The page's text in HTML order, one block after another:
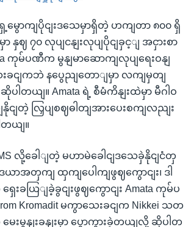
ောကျပိုငျးဒသေမှာရှိတဲ့ ဟကျတာ ၈၀၀ ရှိ
နှဈ ၇၀ လုပျငနျးလုပျပိုငျခှင့ျ အငှားစာ
ကုမ်ပဏီက မွနျမာဆောကျလုပျရေးဝနျ
ခငျကဘဲ နပွေညျတောျမှာ လကျမှတျ
ါတယျ။ Amata ရဲ့ စီမံကိနျးထဲမှာ မီဂါဝ
ငျတဲ့ လြှပျစဈဓါတျအားပေးစကျလညျး
တယျ။
လို့ခေါျတဲ့ မဟာမဲခေါငျဒသေခှဲနိုငျငံတှ
အတှကျ ထှကျပေါကျဖွဈကွောငျး၊ ဒါ
ေးခယြျခဲ့ခွငျးဖွဈကွောငျး Amata ကုမ်ပ
Kromadit မကွာသေးခငျက Nikkei သတ
ေးမွနျးခနျးမှာ ပွောကွားခဲ့တယျလို့ ဆိုပါတ